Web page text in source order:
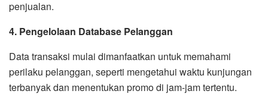
penjualan.
4. Pengelolaan Database Pelanggan
Data transaksi mulai dimanfaatkan untuk memahami
perilaku pelanggan, seperti mengetahui waktu kunjungan
terbanyak dan menentukan promo di jam-jam tertentu.